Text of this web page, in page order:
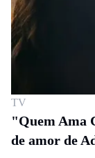
TV
"Quem Ama
de amor de